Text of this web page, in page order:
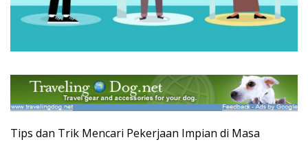
Tips dan Trik Mencari Pekerjaan Impian di Masa